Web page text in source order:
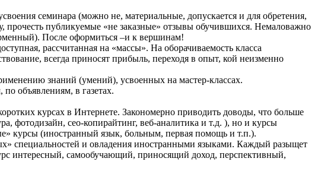
семинара (можно не, материальные, допускается и для обретения,
прочесть публикуемые «не заказные» отзывы обучившихся. Немаловажно
После оформиться –и к вершинам!
рассчитанная на «массы». На оборачиваемость класса
всегда приносят прибыль, переходя в опыт, кой неизменно
знаний (умений), усвоенных на мастер-классах.
объявлениям, в газетах.
курсах в Интернете. Закономерно приводить доводы, что больше
фотодизайн, сео-копирайтинг, веб-аналитика и т.д. ), но и курсы
курсы (иностранный язык, больным, первая помощь и т.п.).
специальностей и овладения иностранными языками. Каждый разыщет
интересный, самообучающий, приносящий доход, перспективный,